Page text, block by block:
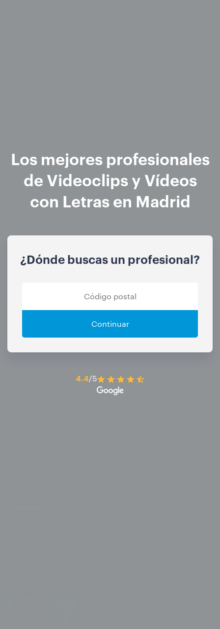
Los mejores profesionales
de Videoclips y Vídeos
con Letras en Madrid
¿Dónde buscas un profesional?
Continuar
4.4/5